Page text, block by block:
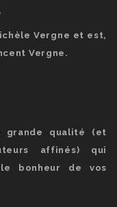
Vergne et est,
Vergne.
grande qualité (et
affinés) qui
bonheur de vos